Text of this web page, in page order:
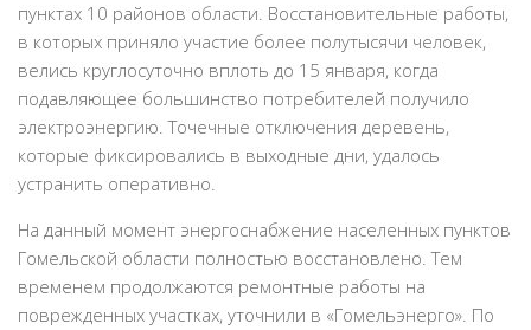
пунктах 10 районов области. Восстановительные работы,
в которых приняло участие более полутысячи человек,
велись круглосуточно вплоть до 15 января, когда
подавляющее большинство потребителей получило
электроэнергию. Точечные отключения деревень,
которые фиксировались в выходные дни, удалось
устранить оперативно.
На данный момент энергоснабжение населенных пунктов
Гомельской области полностью восстановлено. Тем
временем продолжаются ремонтные работы на
поврежденных участках, уточнили в «Гомельэнерго». По